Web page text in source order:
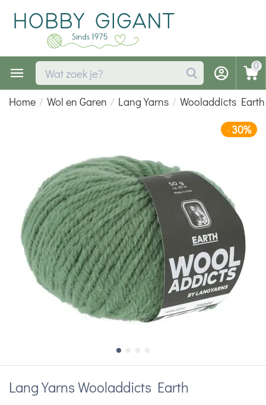
0
Home / Wol en Garen / Lang Yarns / Wooladdicts Earth
-30%
Lang Yarns Wooladdicts Earth